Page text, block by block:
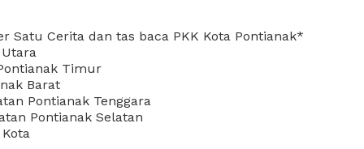
Satu Cerita dan tas baca PKK Kota Pontianak*
Timur
Barat
Pontianak Tenggara
Pontianak Selatan